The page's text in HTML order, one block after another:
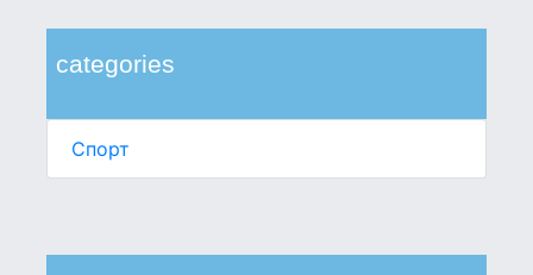
categories
Спорт